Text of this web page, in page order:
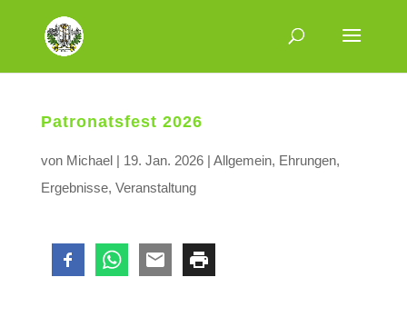
Patronatsfest 2026
von Michael| 19. Jan. 2026| Allgemein, Ehrungen,
Ergebnisse, Veranstaltung